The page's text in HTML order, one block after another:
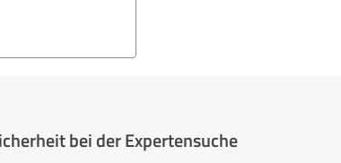
bei der Expertensuche